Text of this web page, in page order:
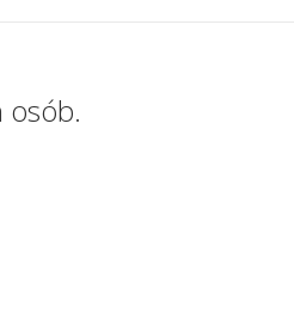
osób.